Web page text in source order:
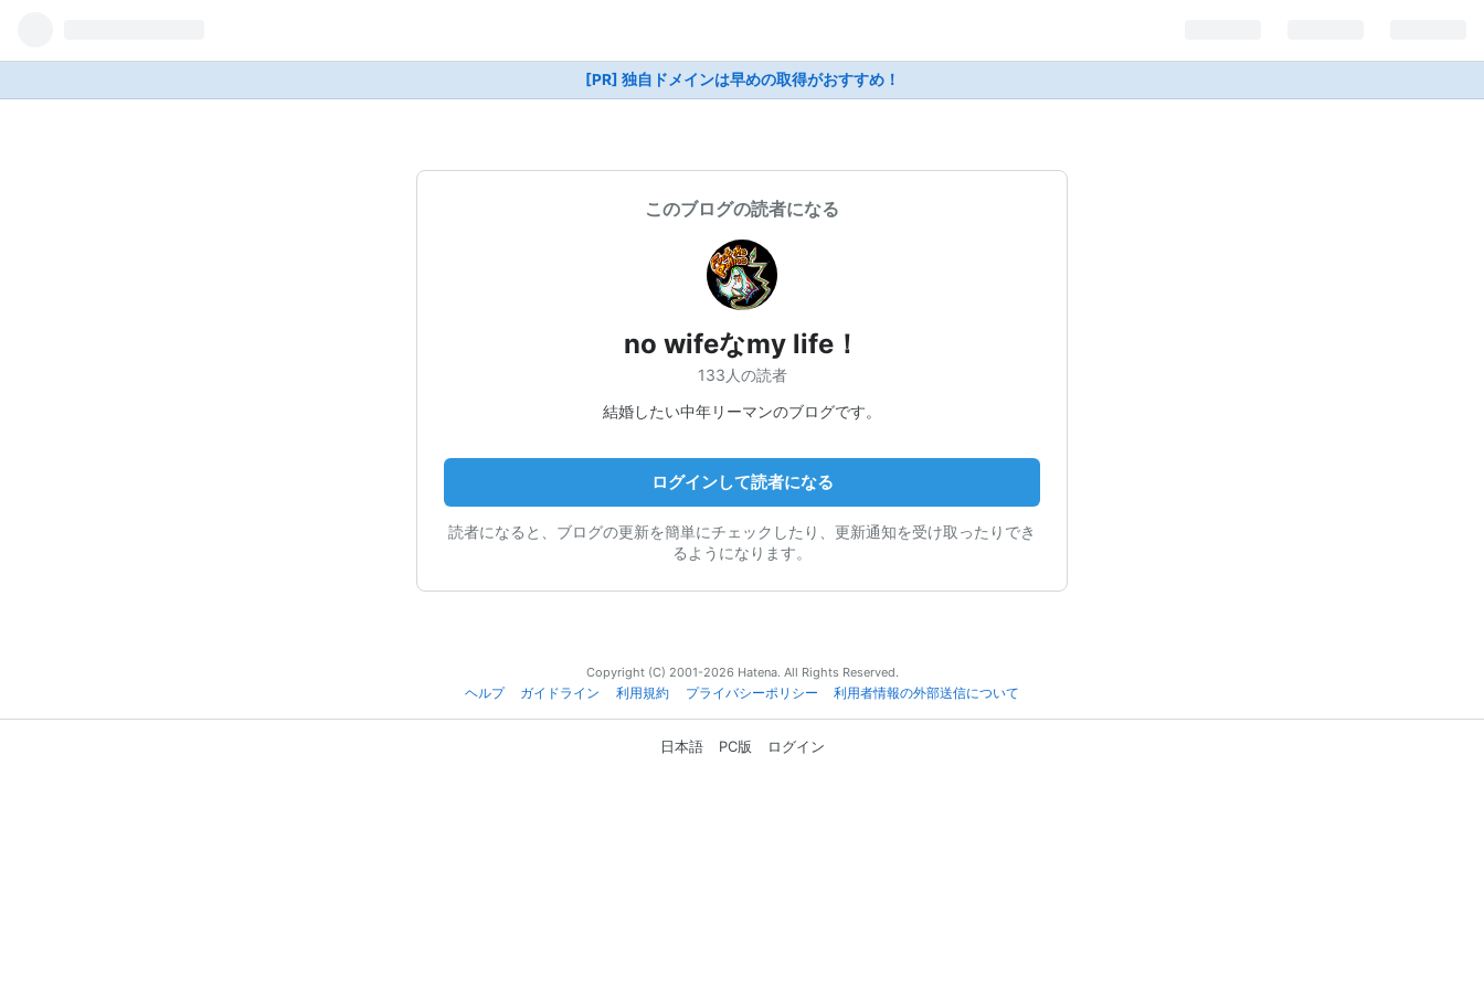
[PR] 独自ドメインは早めの取得がおすすめ！
このブログの読者になる
no wifeなmy life！
133人の読者
結婚したい中年リーマンのブログです。
ログインして読者になる
読者になると、ブログの更新を簡単にチェックしたり、更新通知を受け取ったりでき
るようになります。
Copyright (C) 2001-2026 Hatena. All Rights Reserved.
ヘルプ
ガイドライン 利用規約 プライバシーポリシー 利用者情報の外部送信について
日本語 PC版 ログイン